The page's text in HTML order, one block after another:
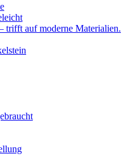
trifft auf moderne Materialien.